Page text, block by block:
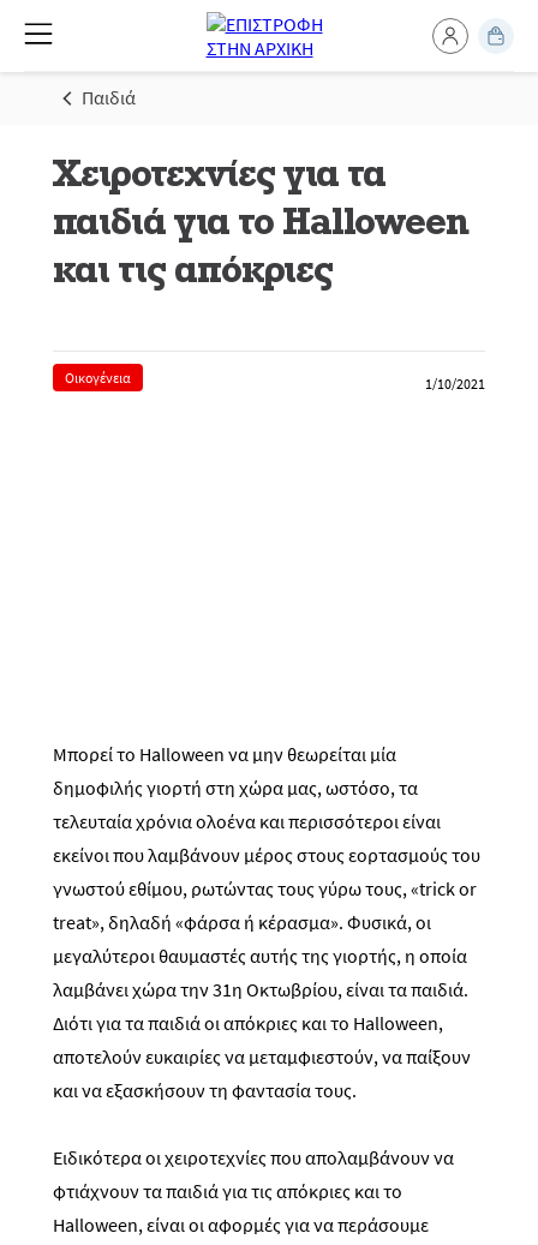
Παιδιά
Χειροτεχνίες για τα
παιδιά για το Halloween
και τις απόκριες
Οικογένεια 1/10/2021
Μπορεί το Halloween να μην θεωρείται μία
δημοφιλής γιορτή στη χώρα μας, ωστόσο, τα
τελευταία χρόνια ολοένα και περισσότεροι είναι
εκείνοι που λαμβάνουν μέρος στους εορτασμούς του
γνωστού εθίμου, ρωτώντας τους γύρω τους, «trick or
treat», δηλαδή «φάρσα ή κέρασμα». Φυσικά, οι
μεγαλύτεροι θαυμαστές αυτής της γιορτής, η οποία
λαμβάνει χώρα την 31η Οκτωβρίου, είναι τα παιδιά.
Διότι για τα παιδιά οι απόκριες και το Halloween,
αποτελούν ευκαιρίες να μεταμφιεστούν, να παίξουν
και να εξασκήσουν τη φαντασία τους.
Ειδικότερα οι χειροτεχνίες που απολαμβάνουν να
φτιάχνουν τα παιδιά για τις απόκριες και το
Halloween, είναι οι αφορμές για να περάσουμε